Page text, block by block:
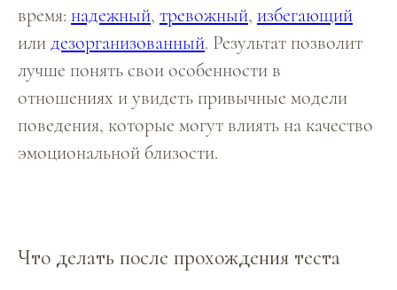
время: надежный, тревожный, избегающий
илидезорганизованный. Результат позволит
лучше понять свои особенности в
отношениях и увидеть привычные модели
поведения, которые могут влиять на качество
эмоциональной близости.
Что делать после прохождения теста